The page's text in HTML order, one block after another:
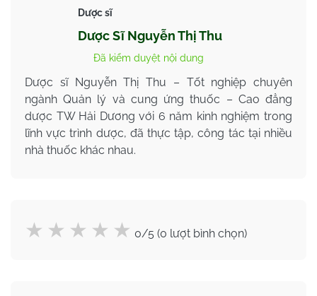
Dược sĩ
Dược Sĩ Nguyễn Thị Thu
Đã kiểm duyệt nội dung
Dược sĩ Nguyễn Thị Thu – Tốt nghiệp chuyên
ngành Quản lý và cung ứng thuốc – Cao đẳng
dược TW Hải Dương với 6 năm kinh nghiệm trong
lĩnh vực trình dược, đã thực tập, công tác tại nhiều
nhà thuốc khác nhau.
0/5 (0 lượt bình chọn)